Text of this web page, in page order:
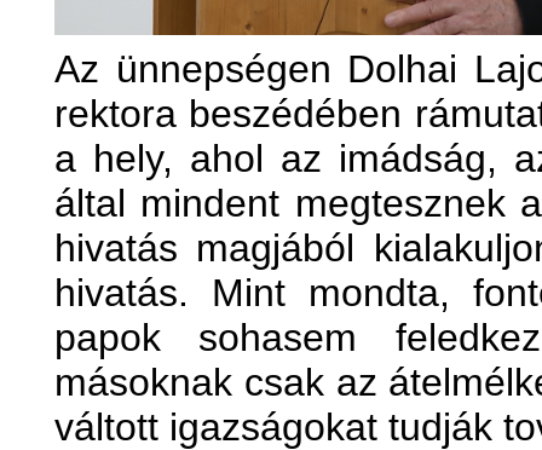
Az ünnepségen Dolhai
rektora beszédében
a hely, ahol az imádság,
által mindent megtesznek
hivatás magjából
hivatás. Mint mondta,
papok sohasem
másoknak csak az
váltott igazságokat tudják